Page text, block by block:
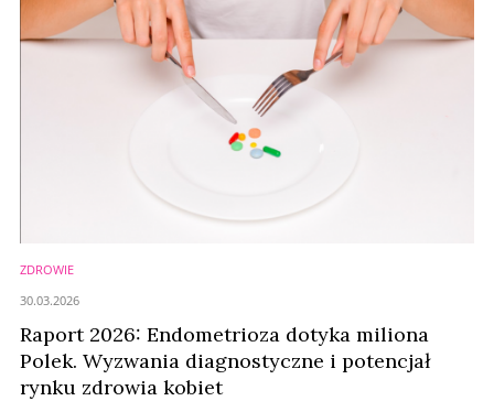
ZDROWIE
Raport 2026: Endometrioza dotyka miliona
Polek. Wyzwania diagnostyczne i potencjał
rynku zdrowia kobiet
30.03.2026